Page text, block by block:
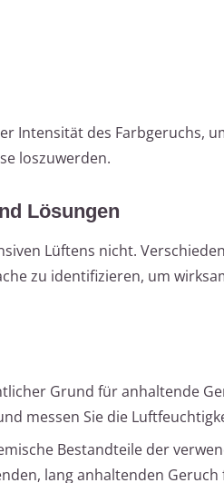
Intensität des Farbgeruchs,
loszuwerden.
Lösungen
Lüftens nicht.
zu identifizieren, um
Grund für anhaltende
messen Sie die
Bestandteile der
lang anhaltenden Geruch